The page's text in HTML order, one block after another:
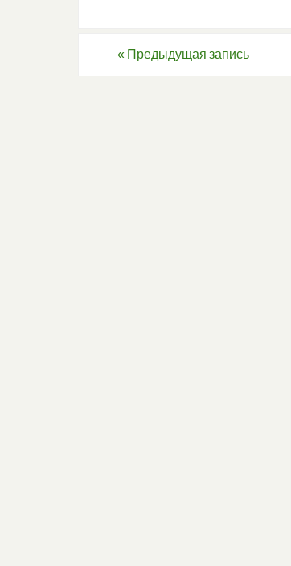
« Предыдущая запись